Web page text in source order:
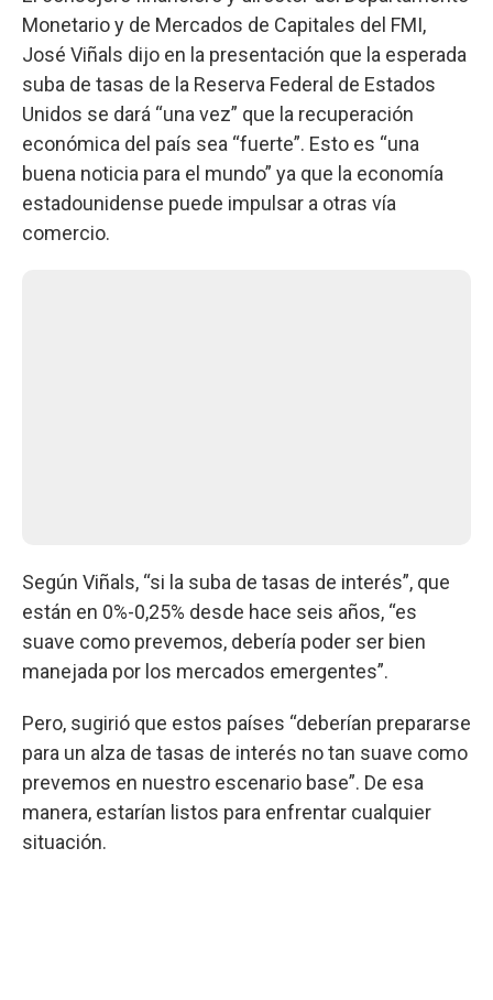
Monetario y de Mercados de Capitales del FMI,
José Viñals dijo en la presentación que la esperada
suba de tasas de la Reserva Federal de Estados
Unidos se dará “una vez” que la recuperación
económica del país sea “fuerte”. Esto es “una
buena noticia para el mundo” ya que la economía
estadounidense puede impulsar a otras vía
comercio.
Según Viñals, “si la suba de tasas de interés”, que
están en 0%-0,25% desde hace seis años, “es
suave como prevemos, debería poder ser bien
manejada por los mercados emergentes”.
Pero, sugirió que estos países “deberían prepararse
para un alza de tasas de interés no tan suave como
prevemos en nuestro escenario base”. De esa
manera, estarían listos para enfrentar cualquier
situación.